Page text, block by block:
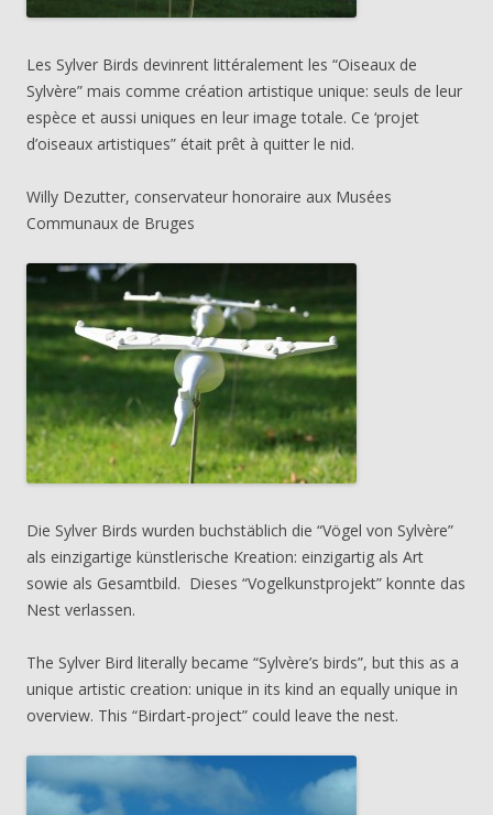
Les Sylver Birds devinrent littéralement les “Oiseaux de
Sylvère” mais comme création artistique unique: seuls de leur
espèce et aussi uniques en leur image totale. Ce ‘projet
d’oiseaux artistiques” était prêt à quitter le nid.
Willy Dezutter, conservateur honoraire aux Musées
Communaux de Bruges
Die Sylver Birds wurden buchstäblich die “Vögel von Sylvère”
als einzigartige künstlerische Kreation: einzigartig als Art
sowie als Gesamtbild. Dieses “Vogelkunstprojekt” konnte das
Nest verlassen.
The Sylver Bird literally became “Sylvère’s birds”, but this as a
unique artistic creation: unique in its kind an equally unique in
overview. This “Birdart-project” could leave the nest.